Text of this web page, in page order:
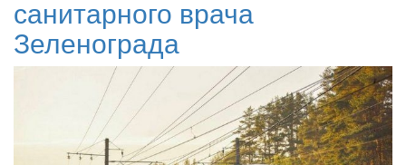
санитарного врача
Зеленограда